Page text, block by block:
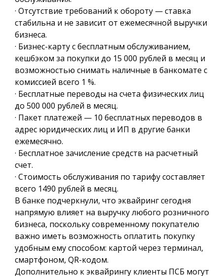
· Отсутствие требований к обороту — ставка
стабильна и не зависит от ежемесячной выручки
бизнеса.
· Бизнес-карту с бесплатным обслуживанием,
кешбэком за покупки до 15 000 рублей в месяц и
возможностью снимать наличные в банкомате с
комиссией всего 1 %.
· Бесплатные переводы на счета физических лиц
до 500 000 рублей в месяц.
· Пакет платежей — 10 бесплатных переводов в
адрес юридических лиц и ИП в другие банки
ежемесячно.
· Бесплатное зачисление средств на расчетный
счет.
· Стоимость обслуживания по тарифу составляет
всего 1490 рублей в месяц.
В банке подчеркнули, что эквайринг сегодня
напрямую влияет на выручку любого розничного
бизнеса, поскольку современному покупателю
важно иметь возможность оплатить покупку
удобным ему способом: картой через терминал,
смартфоном, QR-кодом.
Дополнительно к эквайрингу клиенты ПСБ могут